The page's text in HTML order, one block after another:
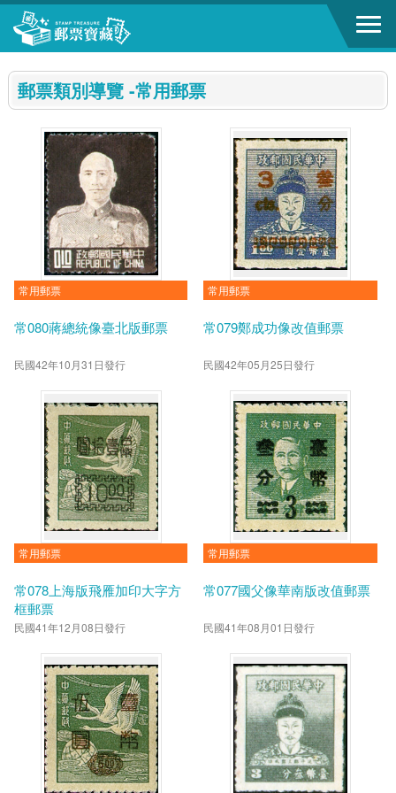
跳到主要內容區塊
郵票類別導覽 -常用郵票
常用郵票
常080蔣總統像臺北版郵票
民國42年10月31日發行
常用郵票
常079鄭成功像改值郵票
民國42年05月25日發行
常用郵票
常078上海版飛雁加印大字方
框郵票
民國41年12月08日發行
常用郵票
常077國父像華南版改值郵票
民國41年08月01日發行